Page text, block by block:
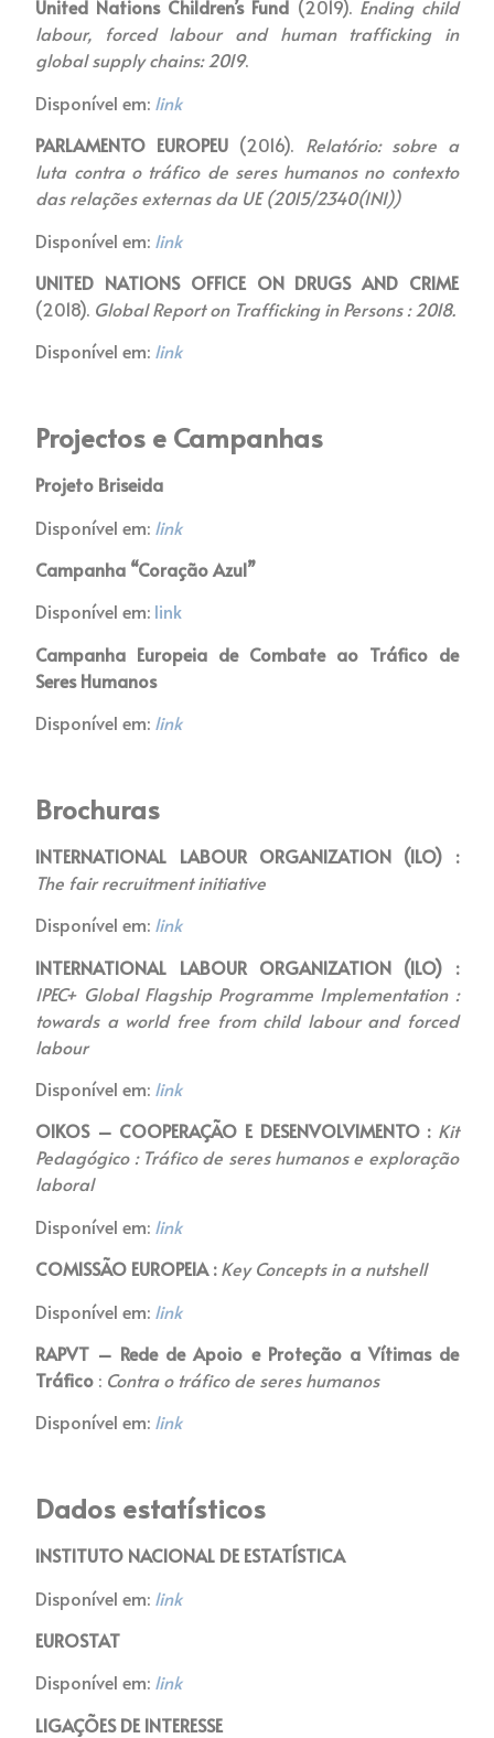
United Nations Children’s Fund (2019). Ending child
labour, forced labour and human trafficking in
global supply chains: 2019.
Disponível em: link
PARLAMENTO EUROPEU (2016). Relatório: sobre a
luta contra o tráfico de seres humanos no contexto
das relações externas da UE (2015/2340(INI))
Disponível em: link
UNITED NATIONS OFFICE ON DRUGS AND CRIME
(2018). Global Report on Trafficking in Persons : 2018.
Disponível em: link
Projectos e Campanhas
Projeto Briseida
Disponível em: link
Campanha “Coração Azul”
Disponível em: link
Campanha Europeia de Combate ao Tráfico de
Seres Humanos
Disponível em: link
Brochuras
INTERNATIONAL LABOUR ORGANIZATION (ILO) :
The fair recruitment initiative
Disponível em: link
INTERNATIONAL LABOUR ORGANIZATION (ILO) :
IPEC+ Global Flagship Programme Implementation :
towards a world free from child labour and forced
labour
Disponível em: link
OIKOS – COOPERAÇÃO E DESENVOLVIMENTO : Kit
Pedagógico : Tráfico de seres humanos e exploração
laboral
Disponível em: link
COMISSÃO EUROPEIA :Key Concepts in a nutshell
Disponível em: link
RAPVT – Rede de Apoio e Proteção a Vítimas de
Tráfico : Contra o tráfico de seres humanos
Disponível em: link
Dados estatísticos
INSTITUTO NACIONAL DE ESTATÍSTICA
Disponível em: link
EUROSTAT
Disponível em: link
LIGAÇÕES DE INTERESSE